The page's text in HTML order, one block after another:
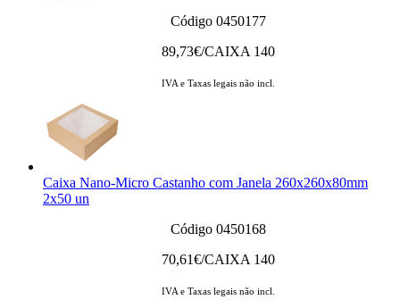
Código 0450177
89,73€/CAIXA 140
IVA e Taxas legais não incl.
Caixa Nano-Micro Castanho com Janela 260x260x80mm
2x50 un
Código 0450168
70,61€/CAIXA 140
IVA e Taxas legais não incl.